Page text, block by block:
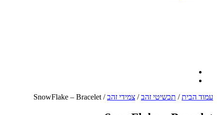
עמוד הבית/ תכשיטי זהב/ צמידי זהב/ SnowFlake – Bracelet